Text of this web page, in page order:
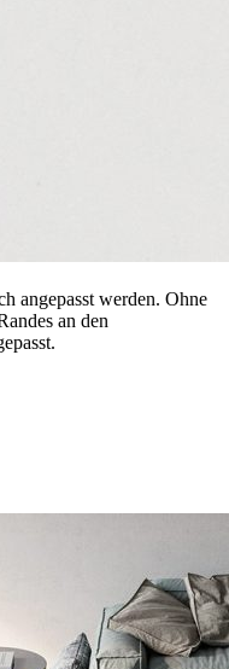
angepasst werden. Ohne
an den